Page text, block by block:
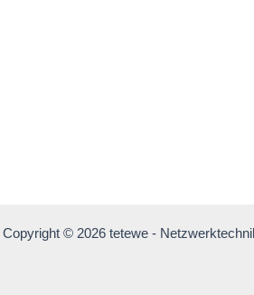
Copyright © 2026 tetewe -